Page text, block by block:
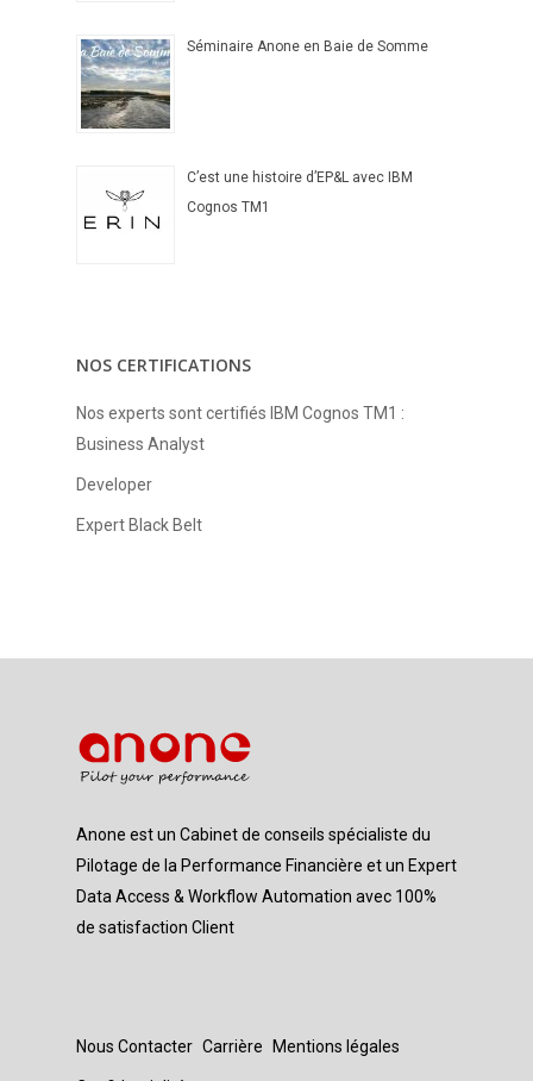
Séminaire Anone en Baie de Somme
C’est une histoire d’EP&L avec IBM
Cognos TM1
NOS CERTIFICATIONS
Nos experts sont certifiés IBM Cognos TM1 :
Business Analyst
Developer
Expert Black Belt
Anone est un Cabinet de conseils spécialiste du
Pilotage de la Performance Financière et un Expert
Data Access & Workflow Automation avec 100%
de satisfaction Client
Nous Contacter Carrière Mentions légales